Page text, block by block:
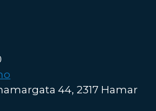
44, 2317 Hamar